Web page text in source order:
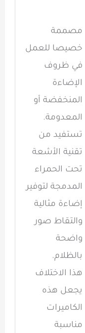
مصممة
خصيصا للعمل
في ظروف
الإضاءة
المنخفضة أو
المعدومة.
تستفيد من
تقنية الأشعة
تحت الحمراء
المدمجة لتوفير
إضاءة مثالية
والتقاط صور
واضحة
بالظلام.
هذا الاختلاف
يجعل هذه
الكاميرات
مناسبة